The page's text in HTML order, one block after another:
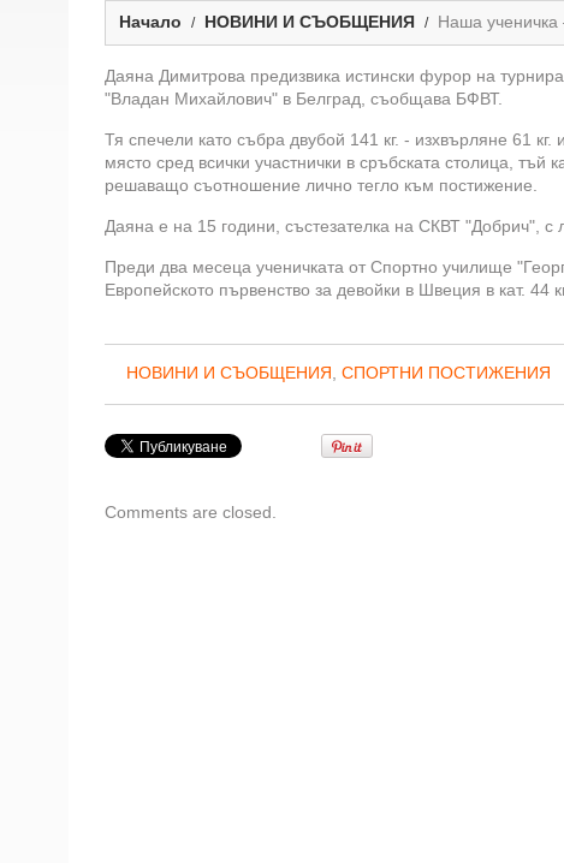
Начало НОВИНИ И СЪОБЩЕНИЯ Наша ученичка
Даяна Димитрова предизвика истински фурор на
"Владан Михайлович" в Белград, съобщава БФВТ.
Тя спечели като събра двубой 141 кг. - изхвърляне 61
място сред всички участнички в сръбската столица,
решаващо съотношение лично тегло към постижение.
Даяна е на 15 години, състезателка на СКВТ "Добрич",
Преди два месеца ученичката от Спортно училище
Европейското първенство за девойки в Швеция в кат. 44
НОВИНИ И СЪОБЩЕНИЯ, СПОРТНИ ПОСТИЖЕНИЯ
Comments are closed.